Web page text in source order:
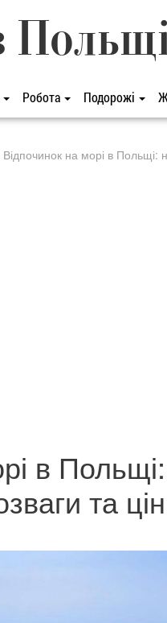
Робота Подорожі
Відпочинок на морі в Польщі:
в
та